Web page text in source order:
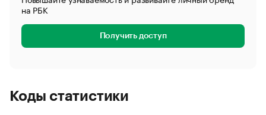
на РБК
Получить доступ
Коды статистики